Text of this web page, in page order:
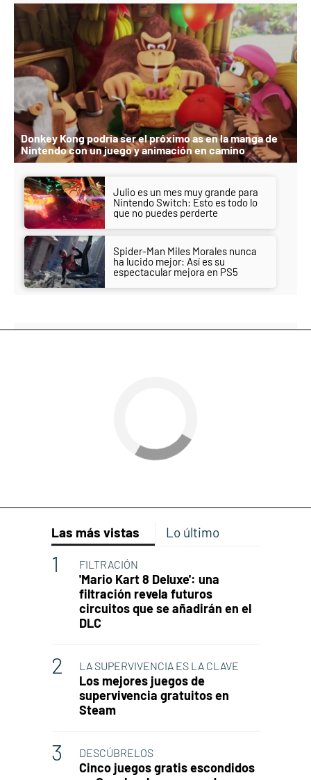
Donkey Kong podría ser el próximo as en la manga de
Nintendo con un juego y animación en camino
Julio es un mes muy grande para
Nintendo Switch: Esto es todo lo
que no puedes perderte
Spider-Man Miles Morales nunca
ha lucido mejor: Así es su
espectacular mejora en PS5
Las más vistas Lo último
FILTRACIÓN
'Mario Kart 8 Deluxe': una
filtración revela futuros
circuitos que se añadirán en el
DLC
LA SUPERVIVENCIA ES LA CLAVE
Los mejores juegos de
supervivencia gratuitos en
Steam
DESCÚBRELOS
Cinco juegos gratis escondidos